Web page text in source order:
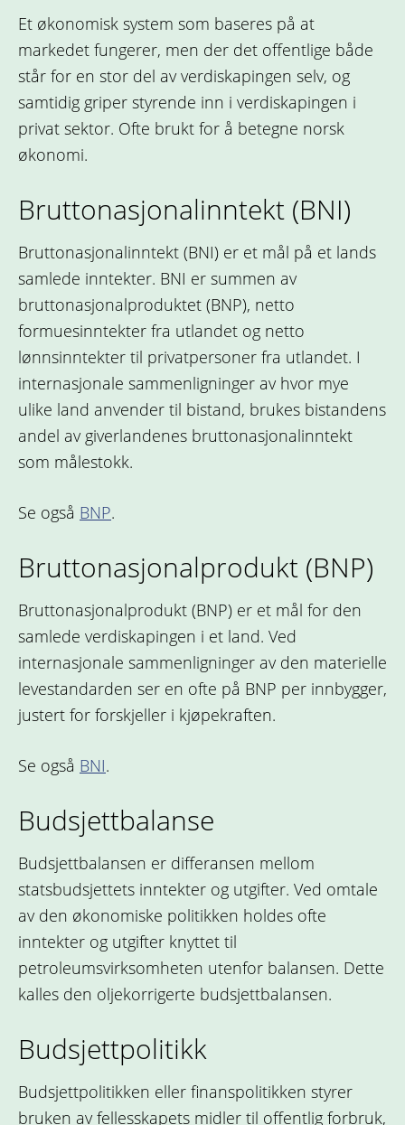
Et økonomisk system som baseres på at
markedet fungerer, men der det offentlige både
står for en stor del av verdiskapingen selv, og
samtidig griper styrende inn i verdiskapingen i
privat sektor. Ofte brukt for å betegne norsk
økonomi.
Bruttonasjonalinntekt (BNI)
Bruttonasjonalinntekt (BNI) er et mål på et lands
samlede inntekter. BNI er summen av
bruttonasjonalproduktet (BNP), netto
formuesinntekter fra utlandet og netto
lønnsinntekter til privatpersoner fra utlandet. I
internasjonale sammenligninger av hvor mye
ulike land anvender til bistand, brukes bistandens
andel av giverlandenes bruttonasjonalinntekt
som målestokk.
Se også BNP.
Bruttonasjonalprodukt (BNP)
Bruttonasjonalprodukt (BNP) er et mål for den
samlede verdiskapingen i et land. Ved
internasjonale sammenligninger av den materielle
levestandarden ser en ofte på BNP per innbygger,
justert for forskjeller i kjøpekraften.
Se også BNI.
Budsjettbalanse
Budsjettbalansen er differansen mellom
statsbudsjettets inntekter og utgifter. Ved omtale
av den økonomiske politikken holdes ofte
inntekter og utgifter knyttet til
petroleumsvirksomheten utenfor balansen. Dette
kalles den oljekorrigerte budsjettbalansen.
Budsjettpolitikk
Budsjettpolitikken eller finanspolitikken styrer
bruken av fellesskapets midler til offentlig forbruk,